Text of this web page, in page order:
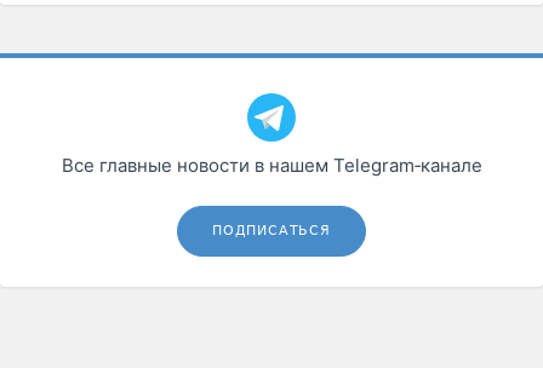
грузовые
Коммерческий
транспорт
Спецтехника
Автосервис,
запчасти, шины
Дзен
Все главные новости в нашем Telegram‑канале
ПОДПИСАТЬСЯ